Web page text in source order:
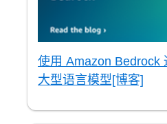
使用 Amazon Bedrock
大型语言模型[博客]